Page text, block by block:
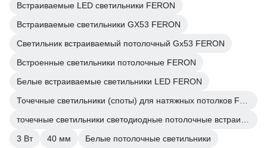
Встраиваемые LED светильники FERON
Встраиваемые светильники GX53 FERON
Светильник встраиваемый потолочный Gx53 FERON
Встроенные светильники потолочные FERON
Белые встраиваемые светильники LED FERON
3 Вт
40 мм
Белые потолочные светильники